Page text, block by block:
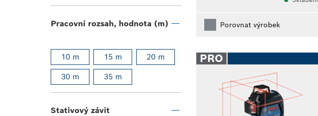
Pracovní rozsah, hodnota (m)
10 m 15 m 20 m
30 m 35 m
Stativový závit
Porovnat výrobek
PRO